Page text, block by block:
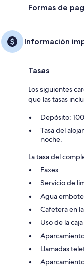
Formas de
Información
Tasas
Los siguientes
que las tasas
Depósito:
Tasa del
noche.
La tasa del
Faxes
Servicio de
Agua
Cafetera en
Uso de la
Llamadas